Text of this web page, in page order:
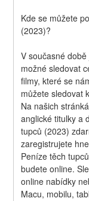
Kde se můžete
(2023)?
V současné
možné sledovat
filmy, které se
můžete sledovat
Na našich
anglické titulky a
tupců (2023)
zaregistrujete
Peníze těch
budete online.
online nabídky
Macu, mobilu,